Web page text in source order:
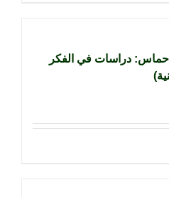
حماس: دراسات في الفكر